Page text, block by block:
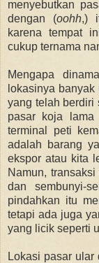
menyebutkan
dengan (oohh,)
karena tempat
cukup ternama
Mengapa
okasinya banyak
yang telah berdiri
pasar koja
terminal peti
adalah barang
ekspor atau kita
Namun,
dan sembunyi-
pindahkan itu
tetapi ada juga
yang licik seperti
Lokasi pasar